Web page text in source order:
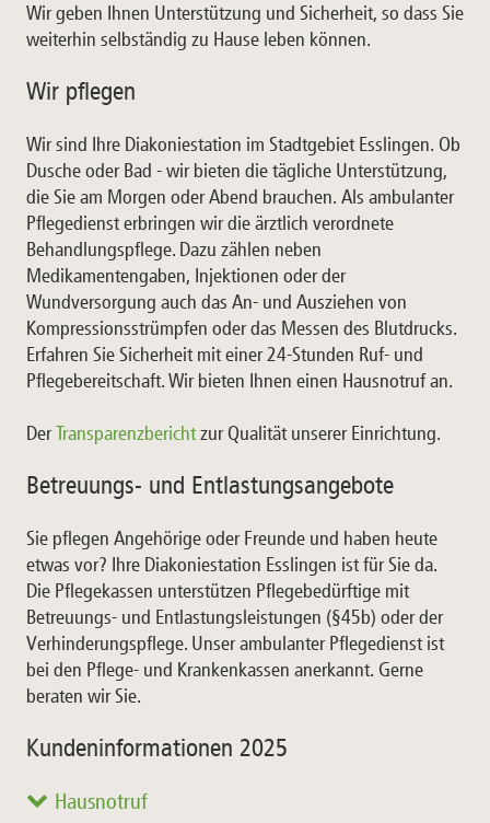
Wir geben Ihnen Unterstützung und Sicherheit, so dass Sie
weiterhin selbständig zu Hause leben können.
Wir pflegen
Wir sind Ihre Diakoniestation im Stadtgebiet Esslingen. Ob
Dusche oder Bad - wir bieten die tägliche Unterstützung,
die Sie am Morgen oder Abend brauchen. Als ambulanter
Pflegedienst erbringen wir die ärztlich verordnete
Behandlungspflege. Dazu zählen neben
Medikamentengaben, Injektionen oder der
Wundversorgung auch das An- und Ausziehen von
Kompressionsstrümpfen oder das Messen des Blutdrucks.
Erfahren Sie Sicherheit mit einer 24-Stunden Ruf- und
Pflegebereitschaft. Wir bieten Ihnen einen Hausnotruf an.
DerTransparenzberichtzur Qualität unserer Einrichtung.
Betreuungs- und Entlastungsangebote
Sie pflegen Angehörige oder Freunde und haben heute
etwas vor? Ihre Diakoniestation Esslingen ist für Sie da.
Die Pflegekassen unterstützen Pflegebedürftige mit
Betreuungs- und Entlastungsleistungen (§45b) oder der
Verhinderungspflege. Unser ambulanter Pflegedienst ist
bei den Pflege- und Krankenkassen anerkannt. Gerne
beraten wir Sie.
Kundeninformationen 2025
Hausnotruf